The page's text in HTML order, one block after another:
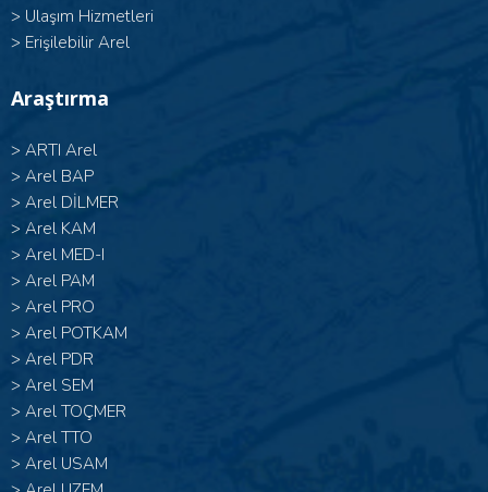
> Ulaşım Hizmetleri
> Erişilebilir Arel
Araştırma
> ARTI Arel
> Arel BAP
> Arel DİLMER
> Arel KAM
> Arel MED-I
> Arel PAM
> Arel PRO
> Arel POTKAM
> Arel PDR
> Arel SEM
> Arel TOÇMER
> Arel TTO
> Arel USAM